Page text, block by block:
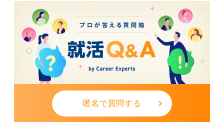
匿名で質問する